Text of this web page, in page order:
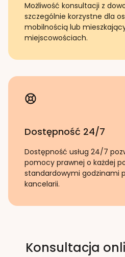
Możliwość konsultacji z
szczególnie korzystne dla
mobilnością lub
miejscowościach.
Dostępność 24/7
Dostępność usług 24/7
pomocy prawnej o każdej
standardowymi godzinami
kancelarii.
Konsultacja